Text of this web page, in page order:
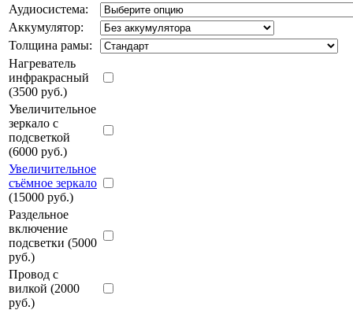
Аудиосистема:
Аккумулятор:
Толщина рамы:
Нагреватель
инфракрасный
(3500 руб.)
Увеличительное
зеркало с
подсветкой
(6000 руб.)
Увеличительное
съёмное зеркало
(15000 руб.)
Раздельное
включение
подсветки (5000
руб.)
Провод с
вилкой (2000
руб.)